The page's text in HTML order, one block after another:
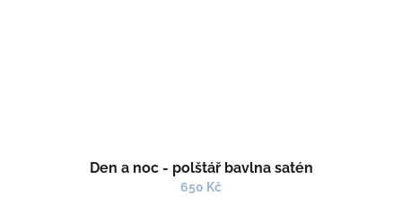
Den a noc - polštář bavlna satén
650 Kč